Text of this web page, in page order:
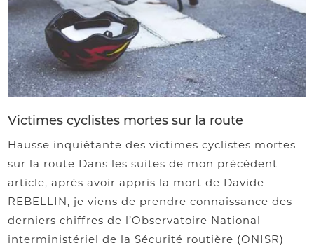
Victimes cyclistes mortes sur la route
Hausse inquiétante des victimes cyclistes mortes
sur la route Dans les suites de mon précédent
article, après avoir appris la mort de Davide
REBELLIN, je viens de prendre connaissance des
derniers chiffres de l’Observatoire National
interministériel de la Sécurité routière (ONISR)